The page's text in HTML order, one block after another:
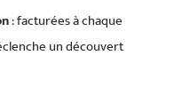
: facturées à chaque
un découvert